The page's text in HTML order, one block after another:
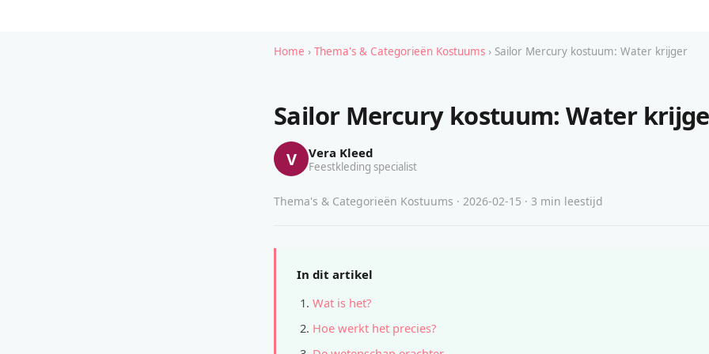
Home › Thema's & Categorieën Kostuums › Sailor Mercury kostuum: Water krijger
Sailor Mercury kostuum: Water
V Vera Kleed
Feestkleding specialist
Thema's & Categorieën Kostuums · 2026-02-15 · 3 min leestijd
In dit artikel
Wat is het?
Hoe werkt het precies?